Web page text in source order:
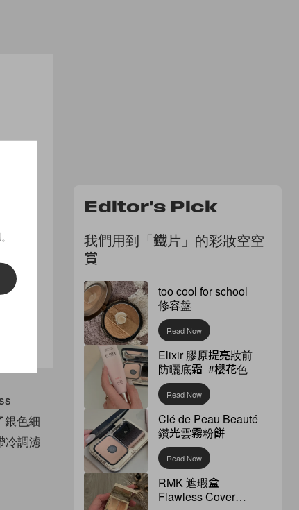
銀色細
冷調濾
Editor's Pick
我們用到「鐵片」的彩妝空空
賞
too cool for school
修容盤
Read Now
Elixir 膠原提亮妝前
防曬底霜 #櫻花色
Read Now
Clé de Peau Beauté
鑽光雲霧粉餅
Read Now
RMK 遮瑕盒
Flawless Cover